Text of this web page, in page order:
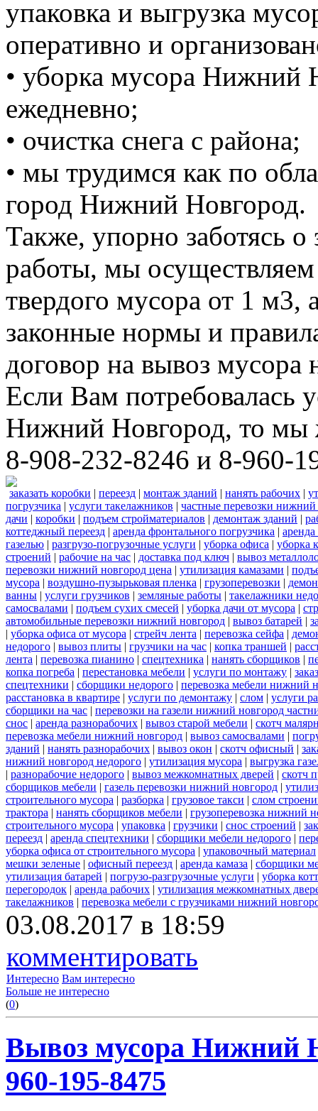
упаковка и выгрузка
оперативно и
• уборка мусора Нижний
ежедневно;
• очистка снега с района;
• мы трудимся как по
город Нижний Новгород.
Также, упорно заботясь
работы, мы
твердого мусора от 1 м3,
законные нормы и
договор на вывоз мусора
Если Вам потребовалась
Нижний Новгород, то мы
8-908-232-8246 и 8-960-
заказать коробки | переезд | монтаж зданий | нанять рабочих |
погрузчика | услуги такелажников | частные перевозки нижний
дачи | коробки | подъем стройматериалов | демонтаж зданий |
коттеджный переезд | аренда фронтального погрузчика |
газелью | разгрузо-погрузочные услуги | уборка офиса | уборка
строений | рабочие на час | доставка под ключ | вывоз
перевозки нижний новгород цена | утилизация камазами |
мусора | воздушно-пузырьковая пленка | грузоперевозки |
ванны | услуги грузчиков | земляные работы | такелажники
самосвалами | подъем сухих смесей | уборка дачи от мусора |
автомобильные перевозки нижний новгород | вывоз батарей |
| уборка офиса от мусора | стрейч лента | перевозка сейфа |
недорого | вывоз плиты | грузчики на час | копка траншей |
лента | перевозка пианино | спецтехника | нанять сборщиков |
копка погреба | перестановка мебели | услуги по монтажу |
спецтехники | сборщики недорого | перевозка мебели нижний
расстановка в квартире | услуги по демонтажу | слом | услуги
сборщики на час | перевозки на газели нижний новгород
снос | аренда разнорабочих | вывоз старой мебели | скотч
перевозка мебели нижний новгород | вывоз самосвалами |
зданий | нанять разнорабочих | вывоз окон | скотч офисный |
нижний новгород недорого | утилизация мусора | выгрузка
| разнорабочие недорого | вывоз межкомнатных дверей | скотч
сборщиков мебели | газель перевозки нижний новгород |
строительного мусора | разборка | грузовое такси | слом
трактора | нанять сборщиков мебели | грузоперевозка нижний
строительного мусора | упаковка | грузчики | снос строений |
переезд | аренда спецтехники | сборщики мебели недорого |
уборка офиса от строительного мусора | упаковочный материал
мешки зеленые | офисный переезд | аренда камаза | сборщики
утилизация батарей | погрузо-разгрузочные услуги | уборка
перегородок | аренда рабочих | утилизация межкомнатных
такелажников | перевозка мебели с грузчиками нижний
03.08.2017 в 18:59
комментировать
Интересно Вам интересно
Больше не интересно
(0)
Вывоз мусора Нижний
960-195-8475